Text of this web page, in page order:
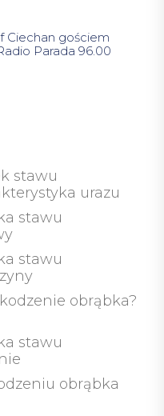
Ciechan gościem
Parada 96.00
stawu
urazu
stawu
stawu
obrąbka?
stawu
obrąbka